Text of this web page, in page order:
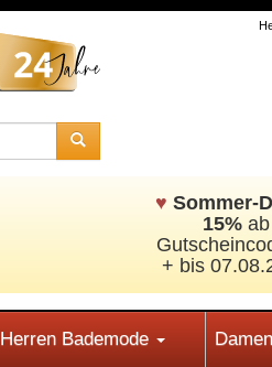
♥ Sommer-
15%
+ bis
Herren Bademode